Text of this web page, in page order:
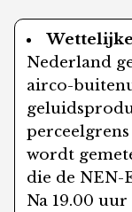
Nederland
airco-
wordt
die de NEN-
Na 19.00